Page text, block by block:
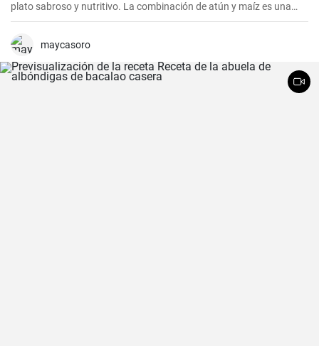
plato sabroso y nutritivo. La combinación de atún y maíz es una
excelente manera de agregar algo de proteína y color a nuestra
maycasoro